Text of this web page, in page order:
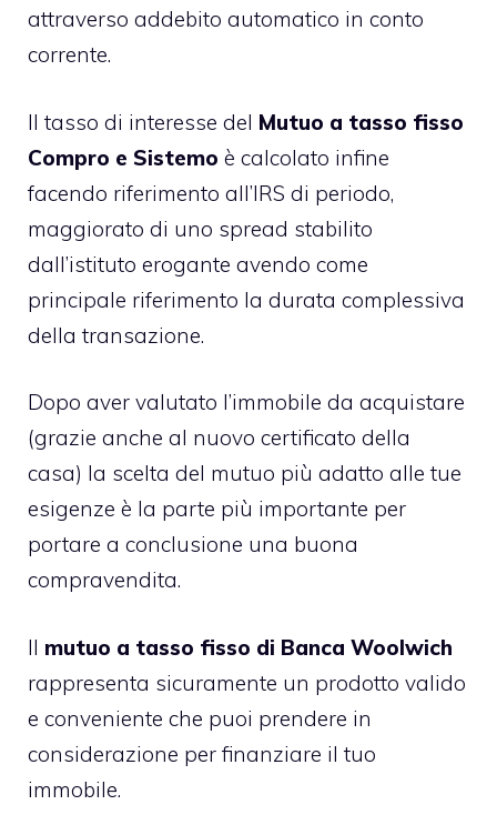
attraverso addebito automatico in conto
corrente.
Il tasso di interesse del Mutuo a tasso fisso
Compro e Sistemo è calcolato infine
facendo riferimento all’IRS di periodo,
maggiorato di uno spread stabilito
dall’istituto erogante avendo come
principale riferimento la durata complessiva
della transazione.
Dopo aver valutato l’immobile da acquistare
(grazie anche al nuovo certificato della
casa) la scelta del mutuo più adatto alle tue
esigenze è la parte più importante per
portare a conclusione una buona
compravendita.
Il mutuo a tasso fisso di Banca Woolwich
rappresenta sicuramente un prodotto valido
e conveniente che puoi prendere in
considerazione per finanziare il tuo
immobile.